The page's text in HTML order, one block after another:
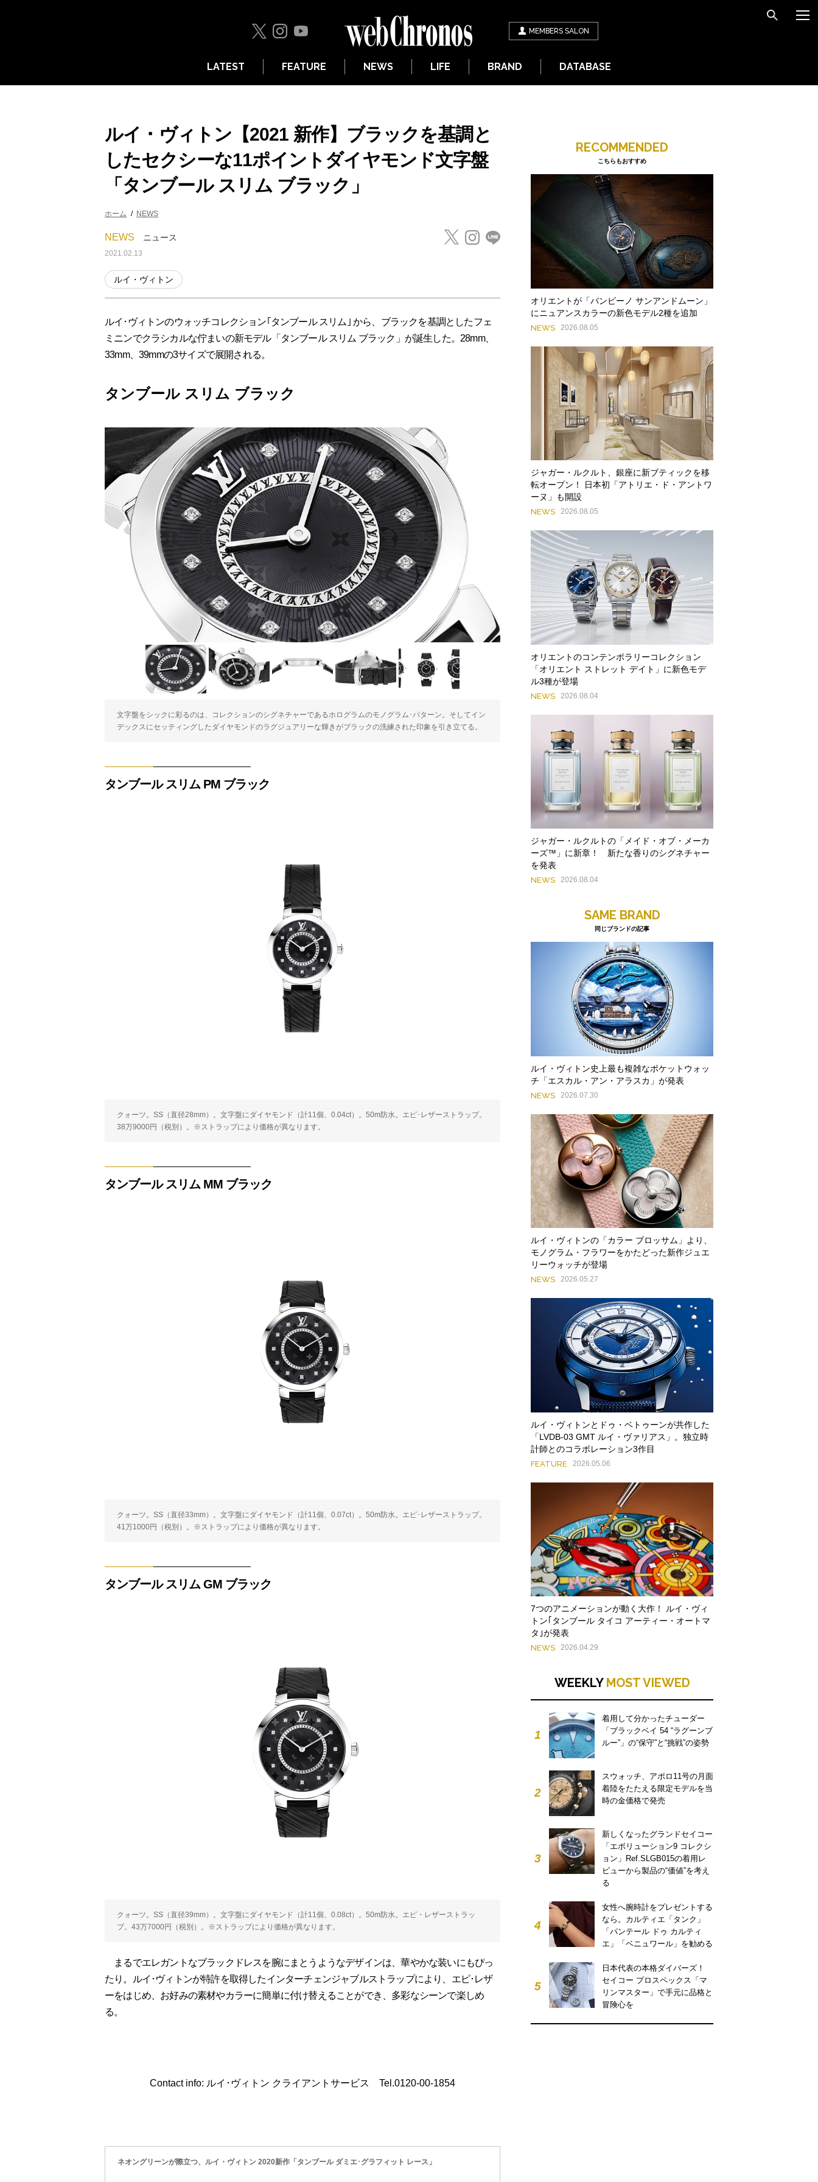
MEMBERS SALON
LATEST FEATURE NEWS LIFE BRAND DATABASE
ルイ ･ ヴィトン【2021 新作】ブラックを基調と
したセクシーな11ポイントダイヤモンド文字盤
「タンブール スリム ブラック」
ホーム NEWS
NEWS ニュース
2021.02.13
ルイ・ヴィトン
ルイ･ヴィトンのウォッチコレクション｢タンブール スリム｣ から、ブラックを基調としたフェ
ミニンでクラシカルな佇まいの新モデル「タンブール スリム ブラック」が誕生した。28mm、
33mm、39mmの3サイズで展開される。
タンブール スリム ブラック
文字盤をシックに彩るのは、コレクションのシグネチャーであるホログラムのモノグラム･パターン。そしてイン
デックスにセッティングしたダイヤモンドのラグジュアリーな輝きがブラックの洗練された印象を引き立てる。
タンブール スリム PM ブラック
クォーツ。SS（直径28mm）。文字盤にダイヤモンド（計11個、0.04ct）。50m防水。エピ･レザーストラップ。
38万9000円（税別）。※ストラップにより価格が異なります。
タンブール スリム MM ブラック
クォーツ。SS（直径33mm）。文字盤にダイヤモンド（計11個、0.07ct）。50m防水。エピ･レザーストラップ。
41万1000円（税別）。※ストラップにより価格が異なります。
タンブール スリム GM ブラック
クォーツ。SS（直径39mm）。文字盤にダイヤモンド（計11個、0.08ct）。50m防水。エピ・レザーストラッ
プ。43万7000円（税別）。※ストラップにより価格が異なります。
まるでエレガントなブラックドレスを腕にまとうようなデザインは、華やかな装いにもぴっ
たり。ルイ･ヴィトンが特許を取得したインターチェンジャブルストラップにより、エピ･レザ
ーをはじめ、お好みの素材やカラーに簡単に付け替えることができ、多彩なシーンで楽しめ
る。
Contact info: ルイ･ヴィトン クライアントサービス Tel.0120-00-1854
ネオングリーンが際立つ、ルイ・ヴィトン 2020新作「タンブール ダミエ･グラフィット レース」
RECOMMENDED
こちらもおすすめ
オリエントが「バンビーノ サンアンドムーン」
にニュアンスカラーの新色モデル2種を追加
NEWS 2026.08.05
ジャガー・ルクルト、銀座に新ブティックを移
転オープン！ 日本初「アトリエ・ド・アントワ
ーヌ」も開設
NEWS 2026.08.05
オリエントのコンテンポラリーコレクション
「オリエント ストレット デイト」に新色モデ
ル3種が登場
NEWS 2026.08.04
ジャガー・ルクルトの「メイド・オブ・メーカ
ーズ™」に新章！ 新たな香りのシグネチャー
を発表
NEWS 2026.08.04
SAME BRAND
同じブランドの記事
ルイ・ヴィトン史上最も複雑なポケットウォッ
チ「エスカル・アン・アラスカ」が発表
NEWS 2026.07.30
ルイ・ヴィトンの「カラー ブロッサム」より、
モノグラム・フラワーをかたどった新作ジュエ
リーウォッチが登場
NEWS 2026.05.27
ルイ・ヴィトンとドゥ・ベトゥーンが共作した
「LVDB-03 GMT ルイ・ヴァリアス」。独立時
計師とのコラボレーション3作目
FEATURE 2026.05.06
7つのアニメーションが動く大作！ ルイ・ヴィ
トン｢タンブール タイコ アーティー・オートマ
タ｣が発表
NEWS 2026.04.29
WEEKLY MOST VIEWED
1
着用して分かったチューダー
「ブラックベイ 54 “ラグーンブ
ルー”」の“保守”と“挑戦”の姿勢
2
スウォッチ、アポロ11号の月面
着陸をたたえる限定モデルを当
時の金価格で発売
3
新しくなったグランドセイコー
「エボリューション9 コレクシ
ョン」Ref.SLGB015の着用レ
ビューから製品の“価値”を考え
る
4
女性へ腕時計をプレゼントする
なら。カルティエ「タンク」
「パンテール ドゥ カルティ
エ」「ベニュワール」を勧める
5
日本代表の本格ダイバーズ！
セイコー プロスペックス「マ
リンマスター」で手元に品格と
冒険心を